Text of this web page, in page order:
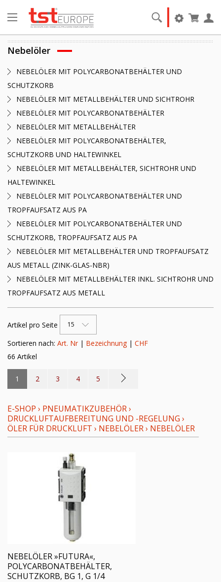
Nebelöler
NEBELÖLER MIT POLYCARBONATBEHÄLTER UND
SCHUTZKORB
NEBELÖLER MIT METALLBEHÄLTER UND SICHTROHR
NEBELÖLER MIT POLYCARBONATBEHÄLTER
NEBELÖLER MIT METALLBEHÄLTER
NEBELÖLER MIT POLYCARBONATBEHÄLTER,
SCHUTZKORB UND HALTEWINKEL
NEBELÖLER MIT METALLBEHÄLTER, SICHTROHR UND
HALTEWINKEL
NEBELÖLER MIT POLYCARBONATBEHÄLTER UND
TROPFAUFSATZ AUS PA
NEBELÖLER MIT POLYCARBONATBEHÄLTER UND
SCHUTZKORB, TROPFAUFSATZ AUS PA
NEBELÖLER MIT METALLBEHÄLTER UND TROPFAUFSATZ
AUS METALL (ZINK-GLAS-NBR)
NEBELÖLER MIT METALLBEHÄLTER INKL. SICHTROHR UND
TROPFAUFSATZ AUS METALL
Artikel pro Seite 15
Sortieren nach: Art. Nr| Bezeichnung| CHF
66 Artikel
1 2 3 4 5
E-SHOP › PNEUMATIKZUBEHÖR›
DRUCKLUFTAUFBEREITUNG UND -REGELUNG ›
ÖLER FÜR DRUCKLUFT › NEBELÖLER› NEBELÖLER
NEBELÖLER »FUTURA«,
POLYCARBONATBEHÄLTER,
SCHUTZKORB, BG 1, G 1/4